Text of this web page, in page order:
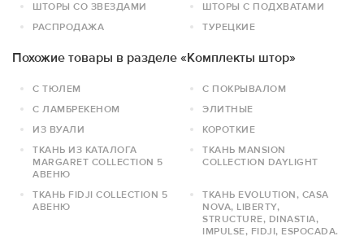
ШТОРЫ СО ЗВЕЗДАМИ
ШТОРЫ С ПОДХВАТАМИ
РАСПРОДАЖА
ТУРЕЦКИЕ
Похожие товары в разделе «Комплекты штор»
С ТЮЛЕМ
С ПОКРЫВАЛОМ
С ЛАМБРЕКЕНОМ
ЭЛИТНЫЕ
ИЗ ВУАЛИ
КОРОТКИЕ
ТКАНЬ ИЗ КАТАЛОГА
MARGARET COLLECTION 5
АВЕНЮ
ТКАНЬ MANSION
COLLECTION DAYLIGHT
ТКАНЬ FIDJI COLLECTION 5
АВЕНЮ
ТКАНЬ EVOLUTION, CASA
NOVA, LIBERTY,
STRUCTURE, DINASTIA,
IMPULSE, FIDJI, ESPOCADA.